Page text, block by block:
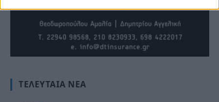
ΤΕΛΕΥΤΑΊΑ ΝΈΑ